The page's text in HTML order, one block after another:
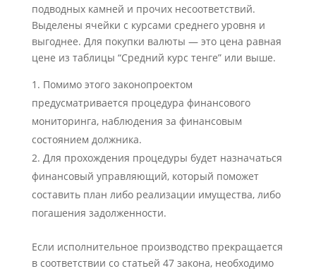
подводных камней и прочих несоответствий.
Выделены ячейки с курсами среднего уровня и
выгоднее. Для покупки валюты — это цена равная
цене из таблицы “Средний курс тенге” или выше.
Помимо этого законопроектом
предусматривается процедура финансового
мониторинга, наблюдения за финансовым
состоянием должника.
Для прохождения процедуры будет назначаться
финансовый управляющий, который поможет
составить план либо реализации имущества, либо
погашения задолженности.
Если исполнительное производство прекращается
в соответствии со статьей 47 закона, необходимо